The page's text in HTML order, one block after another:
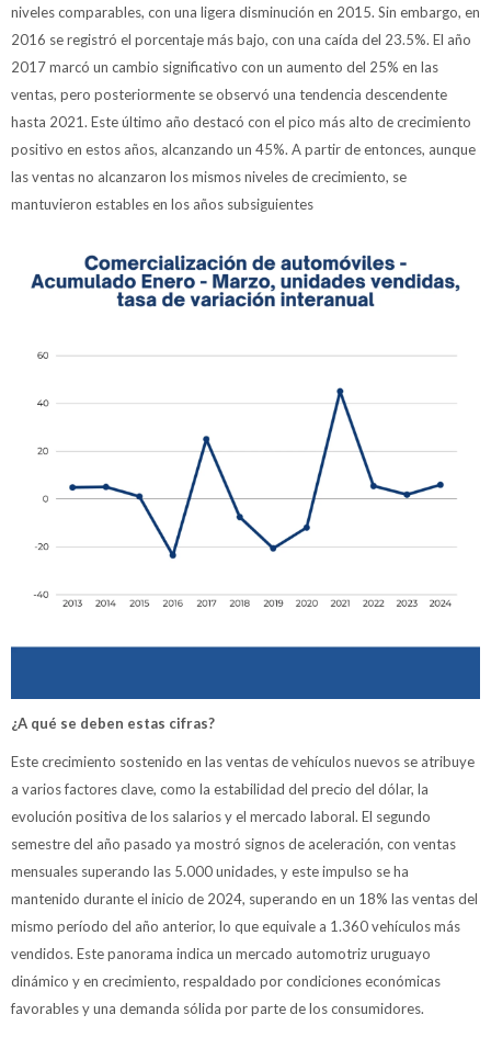
niveles comparables, con una ligera disminución en 2015. Sin embargo, en
2016 se registró el porcentaje más bajo, con una caída del 23.5%. El año
2017 marcó un cambio significativo con un aumento del 25% en las
ventas, pero posteriormente se observó una tendencia descendente
hasta 2021. Este último año destacó con el pico más alto de crecimiento
positivo en estos años, alcanzando un 45%. A partir de entonces, aunque
las ventas no alcanzaron los mismos niveles de crecimiento, se
mantuvieron estables en los años subsiguientes
¿A qué se deben estas cifras?
Este crecimiento sostenido en las ventas de vehículos nuevos se atribuye
a varios factores clave, como la estabilidad del precio del dólar, la
evolución positiva de los salarios y el mercado laboral. El segundo
semestre del año pasado ya mostró signos de aceleración, con ventas
mensuales superando las 5.000 unidades, y este impulso se ha
mantenido durante el inicio de 2024, superando en un 18% las ventas del
mismo período del año anterior, lo que equivale a 1.360 vehículos más
vendidos. Este panorama indica un mercado automotriz uruguayo
dinámico y en crecimiento, respaldado por condiciones económicas
favorables y una demanda sólida por parte de los consumidores.